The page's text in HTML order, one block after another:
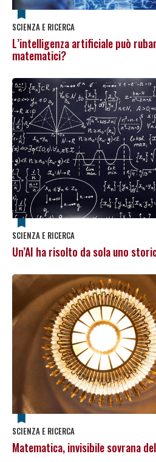
SCIENZA E RICERCA
L’intelligenza artificiale può
matematici?
SCIENZA E RICERCA
Un’AI ha risolto da sola uno
SCIENZA E RICERCA
Matematica, invisibile sovrana